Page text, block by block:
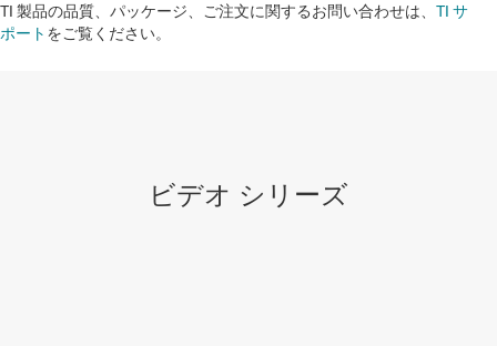
TI 製品の品質、パッケージ、ご注文に関するお問い合わせは、 TI サ
ポート をご覧ください。​​​​​​​​​​​​​​
ビデオ シリーズ